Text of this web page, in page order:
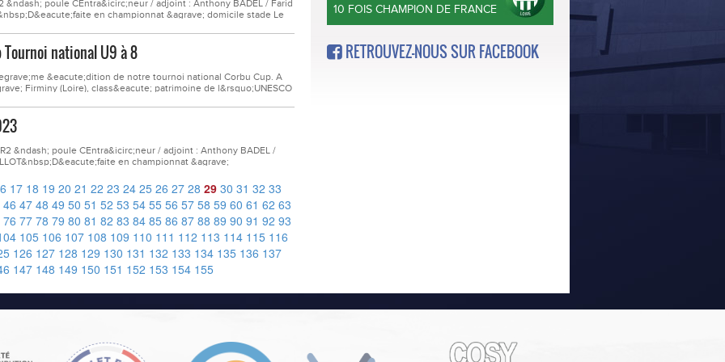
&ndash; poule CEntra&icirc;neur / adjoint : Anthony BADEL / Farid
en championnat &agrave; domicile stade Le
Ce&eacute;cile...
national U9 à 8
&eacute;dition de notre tournoi national Corbu Cup. A
Firminy (Loire), class&eacute; patrimoine de l&rsquo;UNESCO
&ndash; poule CEntra&icirc;neur / adjoint : Anthony BADEL /
en championnat &agrave;
au rendez vous....
17 18 19 20 21 22 23 24 25 26 27 28 29 30 31 32 33
46 47 48 49 50 51 52 53 54 55 56 57 58 59 60 61 62 63
76 77 78 79 80 81 82 83 84 85 86 87 88 89 90 91 92 93
105 106 107 108 109 110 111 112 113 114 115 116
126 127 128 129 130 131 132 133 134 135 136 137
147 148 149 150 151 152 153 154 155
10 FOIS CHAMPION DE FRANCE
RETROUVEZ-NOUS SUR FACEBOOK